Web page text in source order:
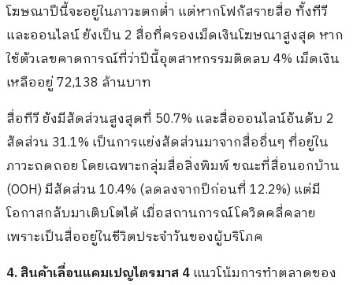
โฆษณาปีนี้จะอยู่ในภาวะตกต่ำ แต่หากโฟกัสรายสื่อ ทั้งทีวี
และออนไลน์ ยังเป็น 2 สื่อที่ครองเม็ดเงินโฆษณาสูงสุด หาก
ใช้ตัวเลขคาดการณ์ที่ว่าปีนี้อุตสาหกรรมติดลบ 4% เม็ดเงิน
เหลืออยู่ 72,138 ล้านบาท
สื่อทีวี ยังมีสัดส่วนสูงสุดที่ 50.7% และสื่อออนไลน์อันดับ 2
สัดส่วน 31.1% เป็นการแย่งสัดส่วนมาจากสื่ออื่นๆ ที่อยู่ใน
ภาวะถดถอย โดยเฉพาะกลุ่มสื่อสิ่งพิมพ์ ขณะที่สื่อนอกบ้าน
(OOH) มีสัดส่วน 10.4% (ลดลงจากปีก่อนที่ 12.2%) แต่มี
โอกาสกลับมาเติบโตได้ เมื่อสถานการณ์โควิดคลี่คลาย
เพราะเป็นสื่ออยู่ในชีวิตประจำวันของผู้บริโภค
4. สินค้าเลื่อนแคมเปญไตรมาส 4แนวโน้มการทำตลาดของ